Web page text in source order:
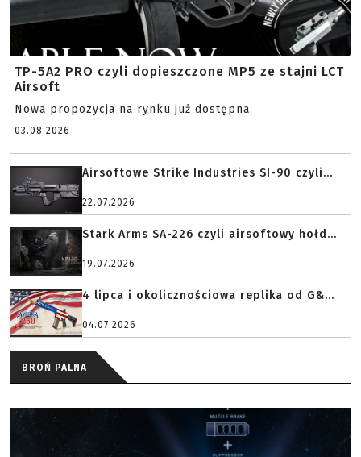
TP-5A2 PRO czyli dopieszczone MP5 ze stajni LCT
Airsoft
Nowa propozycja na rynku już dostępna.
03.08.2026
Airsoftowe Strike Industries SI-90 czyli...
22.07.2026
Stark Arms SA-226 czyli airsoftowy hołd...
19.07.2026
4 lipca i okolicznościowa replika od G&...
04.07.2026
BROŃ PALNA